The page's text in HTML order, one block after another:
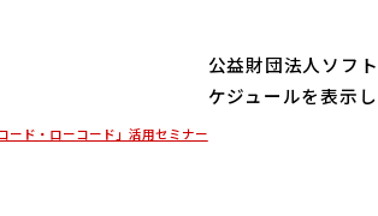
ード・ローコード」活用セミナー
公益財団法人ソフ
ケジュールを表示し